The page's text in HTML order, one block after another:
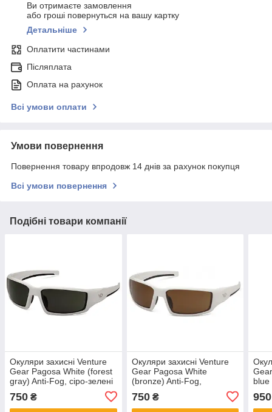
Ви отримаєте замовлення
або гроші повернуться на вашу картку
Детальніше
Оплатити частинами
Післяплата
Оплата на рахунок
Всі умови оплати
Умови повернення
Повернення товару впродовж 14 днів за рахунок покупця
Всі умови повернення
Подібні товари компанії
Окуляри захисні Venture
Gear Pagosa White (forest
gray) Anti-Fog, сіро-зелені
750 ₴
Окуляри захисні Venture
Gear Pagosa White
(bronze) Anti-Fog,
750₴ 950